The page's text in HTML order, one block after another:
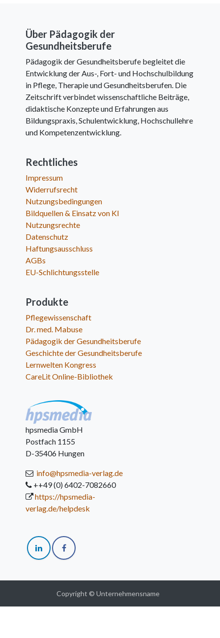
Über Pädagogik der
Gesundheitsberufe
Pädagogik der Gesundheitsberufe begleitet die
Entwicklung der Aus-, Fort- und Hochschulbildung
in Pflege, Therapie und Gesundheitsberufen. Die
Zeitschrift verbindet wissenschaftliche Beiträge,
didaktische Konzepte und Erfahrungen aus
Bildungspraxis, Schulentwicklung, Hochschullehre
und Kompetenzentwicklung.
Rechtliches
Impressum
Widerrufsrecht
Nutzungsbedingungen
Bildquellen & Einsatz von KI
Nutzungsrechte
Datenschutz
Haftungsausschluss
AGBs
EU-Schlichtungsstelle
Produkte
Pflegewissenschaft
Dr. med. Mabuse
Pädagogik der Gesundheitsberufe
Geschichte der Gesundheitsberufe
Lernwelten Kongress
CareLit Online-Bibliothek
hpsmedia GmbH
Postfach 1155
D-35406 Hungen
info@hpsmedia-verlag.de
++49 (0) 6402-7082660
https://hpsmedia-
verlag.de/helpdesk
Copyright © Unternehmensname